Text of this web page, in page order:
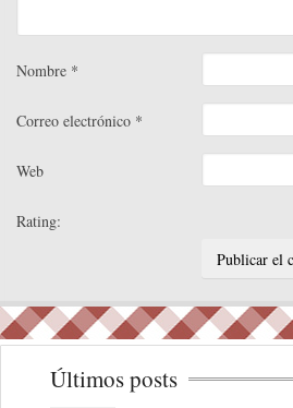
Nombre *
Correo electrónico *
Web
Rating:
Últimos posts